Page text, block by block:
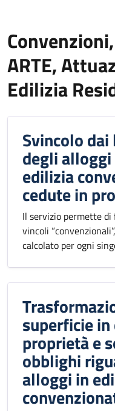
ARTE,
Edilizia
Svincolo
degli
edilizia
cedute in
Il servizio permette
vincoli
calcolato per ogni
superficie
proprietà e
obblighi
alloggi in